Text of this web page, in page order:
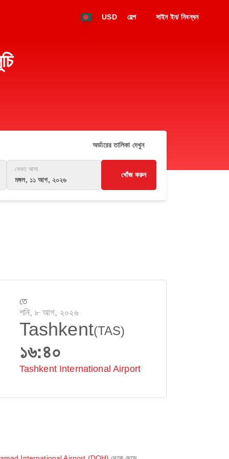
USD হেল্প সাইন ইন/ নিবন্ধন
অর্ডারের তালিকা দেখুন
ফেরত আসা
মঙ্গল, ১১ আগ, ২০২৬
খোঁজ করুন
তে
শনি, ৮ আগ, ২০২৬
Tashkent(TAS)
১৬:৪০
Tashkent International Airport